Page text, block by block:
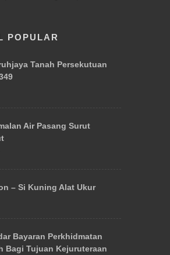
POPULAR
Tanah Persekutuan
Air Pasang Surut
– Si Kuning Alat Ukur
Bayaran Perkhidmatan
Bagi Tujuan Kejuruteraan